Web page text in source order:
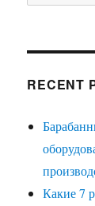
for:
RECENT
Какие 7